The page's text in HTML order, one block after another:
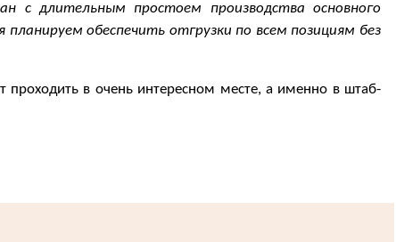
с длительным простоем производства основного
обеспечить отгрузки по всем позициям без
проходить в очень интересном месте, а именно в штаб-